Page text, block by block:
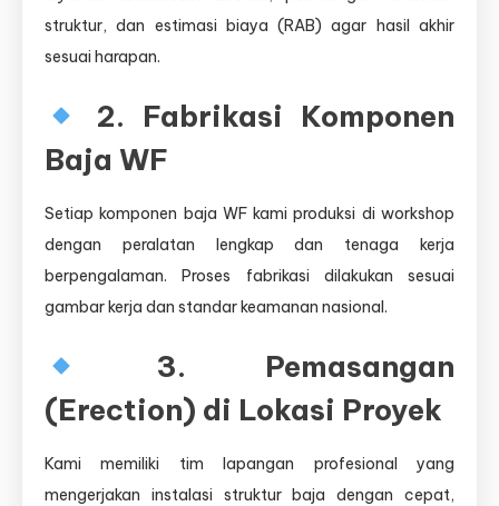
struktur, dan estimasi biaya (RAB) agar hasil akhir
sesuai harapan.
2. Fabrikasi Komponen
Baja WF
Setiap komponen baja WF kami produksi di workshop
dengan peralatan lengkap dan tenaga kerja
berpengalaman. Proses fabrikasi dilakukan sesuai
gambar kerja dan standar keamanan nasional.
3. Pemasangan
(Erection) di Lokasi Proyek
Kami memiliki tim lapangan profesional yang
mengerjakan instalasi struktur baja dengan cepat,